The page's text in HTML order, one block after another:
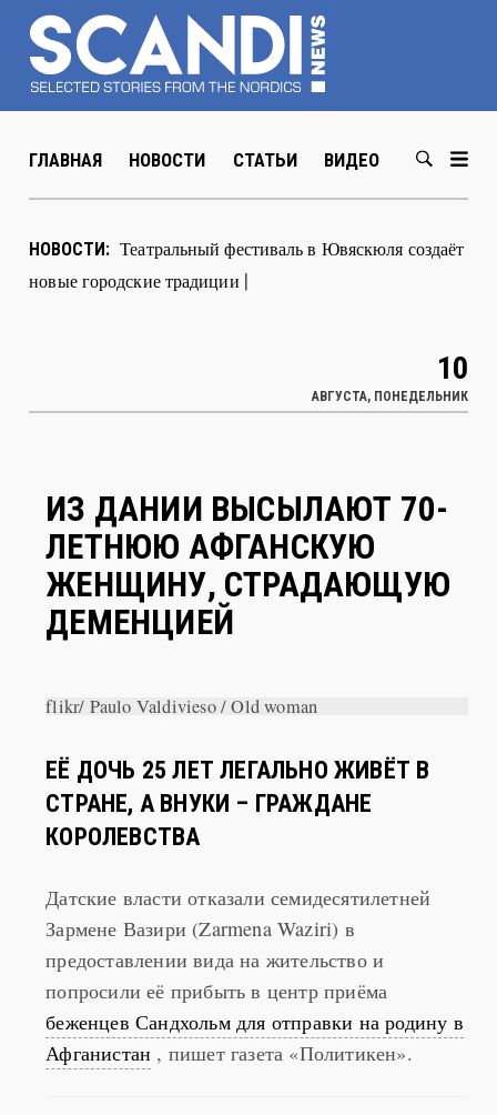
ГЛАВНАЯ НОВОСТИ СТАТЬИ ВИДЕО ABOUT US
НОВОСТИ: В Хельсинк|
АВГУСТА, ПОНЕДЕЛЬНИК
ЛЕТНЮЮ АФГАНСКУЮ
ЖЕНЩИНУ, СТРАДАЮЩУЮ
ДЕМЕНЦИЕЙ
СТРАНЕ, А ВНУКИ – ГРАЖДАНЕ
КОРОЛЕВСТВА
Зармене Вазири (Zarmena Waziri) в
предоставлении вида на жительство и
попросили её прибыть в центр приёма
беженцев Сандхольм для отправки на родину в
Афганистан, пишет газета «Политикен».